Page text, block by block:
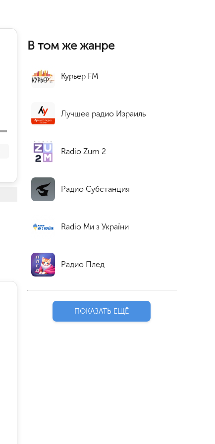
В том же жанре
Курьер FM
Лучшее радио Израиль
Radio Zum 2
Радио Субстанция
Radio Ми з України
Радио Плед
ПОКАЗАТЬ ЕЩЁ